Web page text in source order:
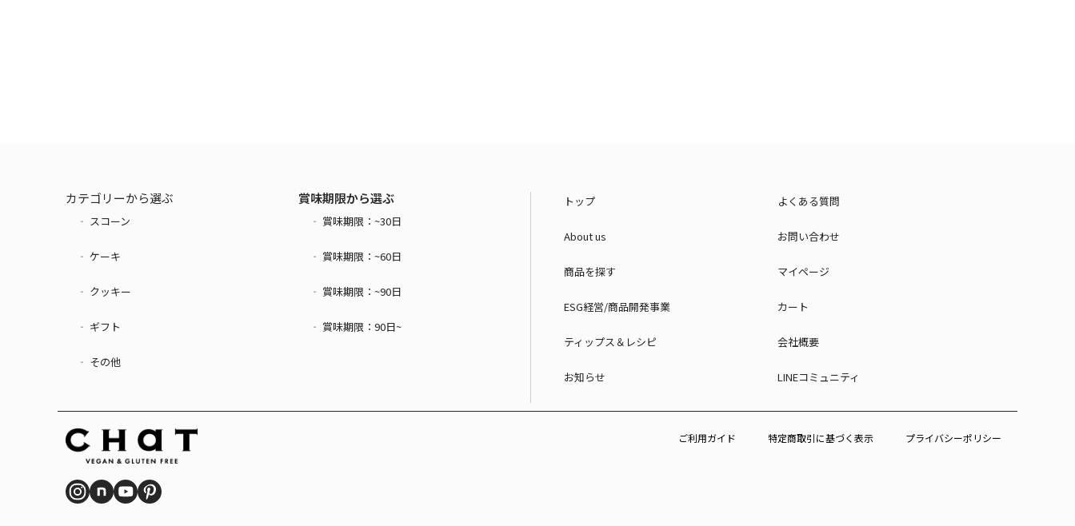
カテゴリーから選ぶ
‐ スコーン
‐ ケーキ
‐ クッキー
‐ ギフト
‐ その他
賞味期限から選ぶ
‐ 賞味期限：~30日
‐ 賞味期限：~60日
‐ 賞味期限：~90日
‐ 賞味期限：90日~
トップ
About us
商品を探す
ESG経営/商品開発事業
ティップス＆レシピ
お知らせ
よくある質問
お問い合わせ
マイページ
カート
会社概要
LINEコミュニティ
ご利用ガイド 特定商取引に基づく表示 プライバシーポリシー